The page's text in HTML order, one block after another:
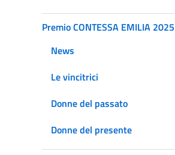
Premio CONTESSA EMILIA 2025
News
Le vincitrici
Donne del passato
Donne del presente